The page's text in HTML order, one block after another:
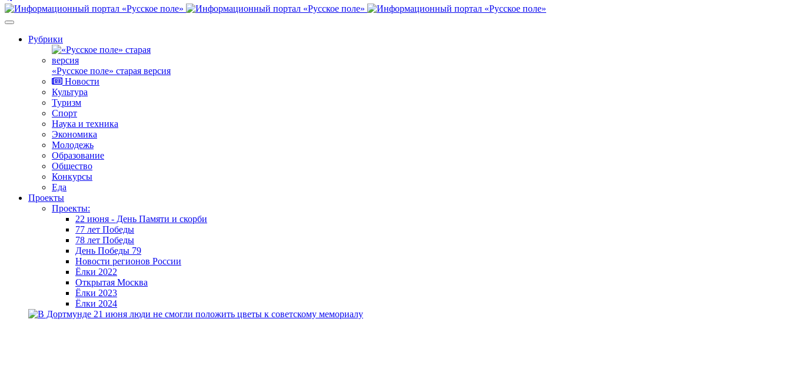
Рубрики
«Русское поле» старая версия
Новости
Культура
Туризм
Спорт
Наука и техника
Экономика
Молодежь
Образование
Общество
Конкурсы
Еда
Проекты
Проекты:
22 июня - День Памяти и скорби
77 лет Победы
78 лет Победы
День Победы 79
Новости регионов России
Ёлки 2022
Открытая Москва
Ёлки 2023
Ёлки 2024